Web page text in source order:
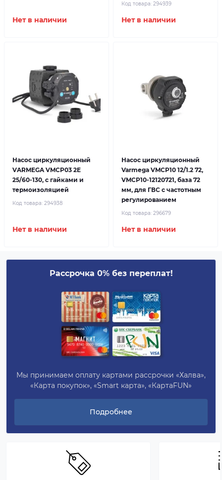
Нет в наличии
Код товара: 294939
Нет в наличии
Насос циркуляционный
VARMEGA VMCP03 2E
25/60-130, с гайками и
термоизоляцией
Код товара: 294938
Нет в наличии
Насос циркуляционный
Varmega VMCP10 12/1.2 72,
VMCP10-12120721, база 72
мм, для ГВС с частотным
регулированием
Код товара: 296679
Нет в наличии
Рассрочка 0% без переплат!
Мы принимаем оплату картами рассрочки «Халва»,
«Карта покупок», «Smart карта», «КартаFUN»
Подробнее